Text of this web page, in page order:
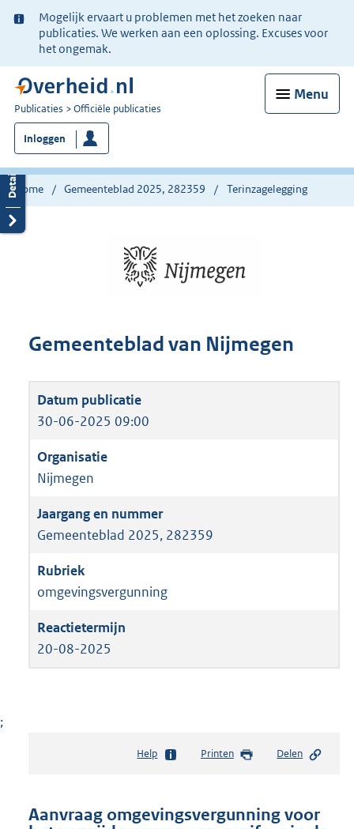
Ter
informatie:
Mogelijk ervaart u problemen met het zoeken naar
publicaties. We werken aan een oplossing. Excuses voor
het ongemak.
Menu
U
bent
nu
hier:
Publicaties Officiële publicaties
Inloggen
Home Gemeenteblad 2025, 282359 Terinzagelegging
Gemeenteblad van Nijmegen
30-06-2025 09:00
Nijmegen
Gemeenteblad 2025, 282359
omgevingsvergunning
20-08-2025
;
Help Printen Delen
Aanvraag omgevingsvergunning voor